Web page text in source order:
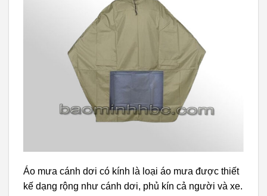
Áo mưa cánh dơi có kính là loại áo mưa được thiết
kế dạng rộng như cánh dơi, phủ kín cả người và xe.